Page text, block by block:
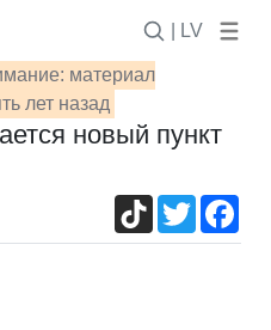
| LV
материал
лет назад
новый пункт
TikTokTwitter